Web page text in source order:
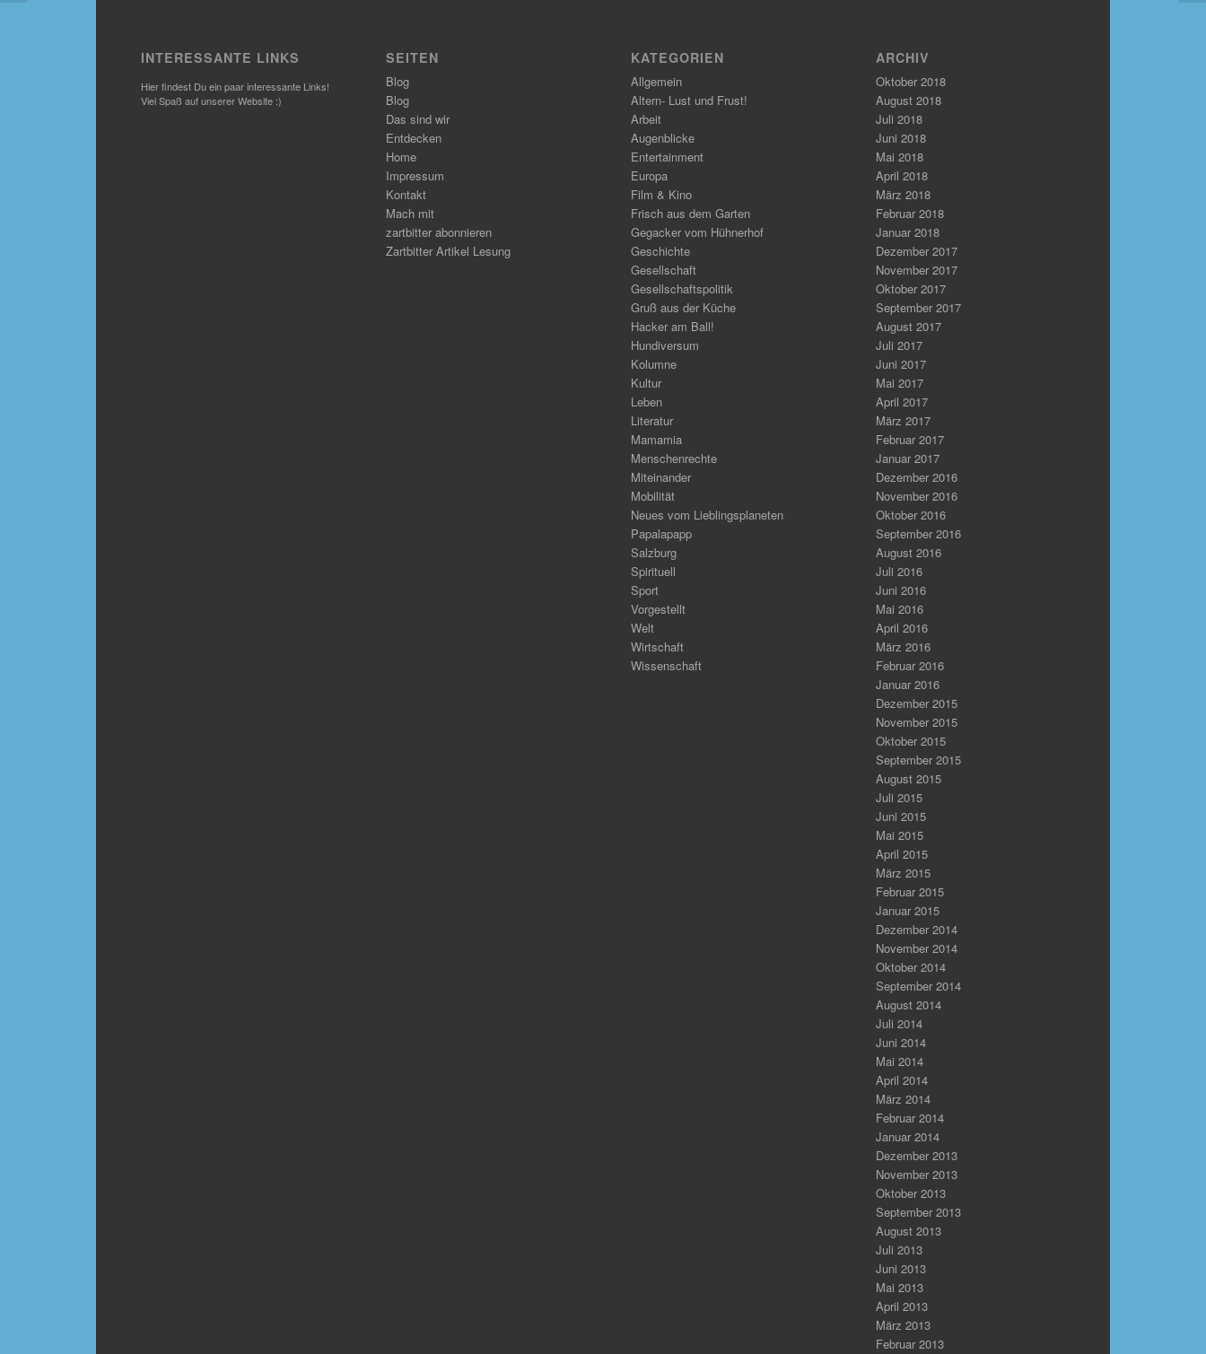
INTERESSANTE LINKS
Hier findest Du ein paar interessante Links!
Viel Spaß auf unserer Website :)
SEITEN
Blog
Blog
Das sind wir
Entdecken
Home
Impressum
Kontakt
Mach mit
zartbitter abonnieren
Zartbitter Artikel Lesung
KATEGORIEN
Allgemein
Altern- Lust und Frust!
Arbeit
Augenblicke
Entertainment
Europa
Film & Kino
Frisch aus dem Garten
Gegacker vom Hühnerhof
Geschichte
Gesellschaft
Gesellschaftspolitik
Gruß aus der Küche
Hacker am Ball!
Hundiversum
Kolumne
Kultur
Leben
Literatur
Mamamia
Menschenrechte
Miteinander
Mobilität
Neues vom Lieblingsplaneten
Papalapapp
Salzburg
Spirituell
Sport
Vorgestellt
Welt
Wirtschaft
Wissenschaft
ARCHIV
Oktober 2018
August 2018
Juli 2018
Juni 2018
Mai 2018
April 2018
März 2018
Februar 2018
Januar 2018
Dezember 2017
November 2017
Oktober 2017
September 2017
August 2017
Juli 2017
Juni 2017
Mai 2017
April 2017
März 2017
Februar 2017
Januar 2017
Dezember 2016
November 2016
Oktober 2016
September 2016
August 2016
Juli 2016
Juni 2016
Mai 2016
April 2016
März 2016
Februar 2016
Januar 2016
Dezember 2015
November 2015
Oktober 2015
September 2015
August 2015
Juli 2015
Juni 2015
Mai 2015
April 2015
März 2015
Februar 2015
Januar 2015
Dezember 2014
November 2014
Oktober 2014
September 2014
August 2014
Juli 2014
Juni 2014
Mai 2014
April 2014
März 2014
Februar 2014
Januar 2014
Dezember 2013
November 2013
Oktober 2013
September 2013
August 2013
Juli 2013
Juni 2013
Mai 2013
April 2013
März 2013
Februar 2013